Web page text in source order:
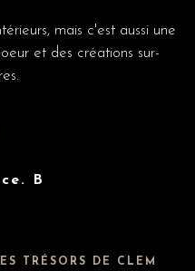
mais c'est aussi une
et des créations sur-
B
TRÉSORS DE CLEM